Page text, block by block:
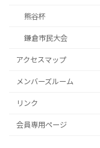
熊谷杯
鎌倉市民大会
アクセスマップ
メンバーズルーム
リンク
会員専用ページ